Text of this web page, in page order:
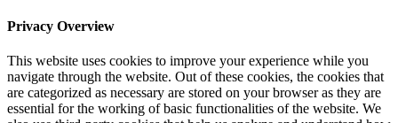
Privacy Overview
This website uses cookies to improve your experience while you
navigate through the website. Out of these cookies, the cookies that
are categorized as necessary are stored on your browser as they are
essential for the working of basic functionalities of the website. We